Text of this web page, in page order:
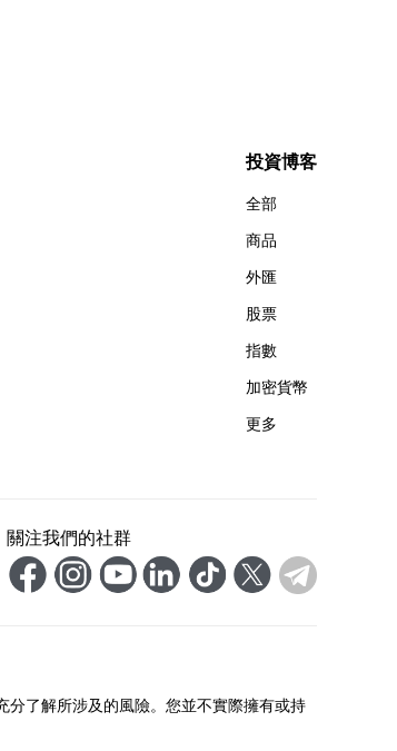
投資博客
全部
商品
外匯
股票
指數
加密貨幣
更多
關注我們的社群
了解所涉及的風險。您並不實際擁有或持